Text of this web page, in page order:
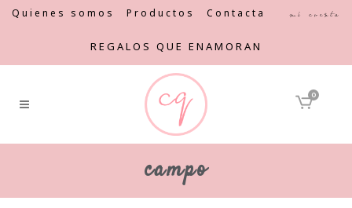
Quienes somos Productos Contacta Mi cuenta
REGALOS QUE ENAMORAN
0
campo